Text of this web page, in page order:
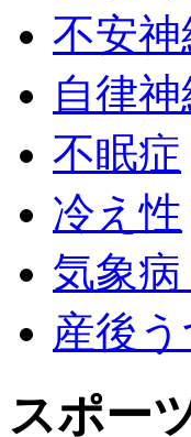
不安神
自律
不眠症
冷え性
気象
産後う
スポー